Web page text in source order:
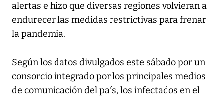
alertas e hizo que diversas regiones volvieran a
endurecer las medidas restrictivas para frenar
la pandemia.
Según los datos divulgados este sábado por un
consorcio integrado por los principales medios
de comunicación del país, los infectados en el